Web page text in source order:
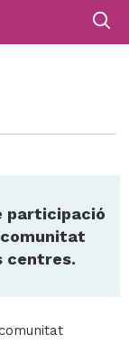
participació
centres.